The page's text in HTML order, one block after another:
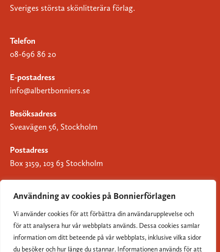
Användning av cookies på Bonnierförlagen
Vi använder cookies för att förbättra din användarupplevelse och
för att analysera hur vår webbplats används. Dessa cookies samlar
information om ditt beteende på vår webbplats, inklusive vilka sidor
du besöker och hur länge du stannar. Informationen används för att
Sveriges största skönlitterära förlag.
Telefon
08-696 86 20
E-postadress
info@albertbonniers.se
Besöksadress
Sveavägen 56, Stockholm
Postadress
Box 3159, 103 63 Stockholm
Om Bonnierförlagen
Cookies